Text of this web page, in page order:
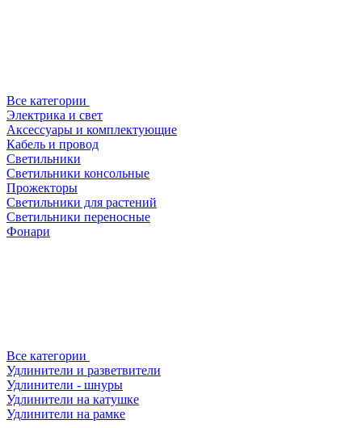
Все категории
Электрика и свет
Аксессуары и комплектующие
Кабель и провод
Светильники
Светильники консольные
Прожекторы
Светильники для растений
Светильники переносные
Фонари
Все категории
Удлинители и разветвители
Удлинители - шнуры
Удлинители на катушке
Удлинители на рамке